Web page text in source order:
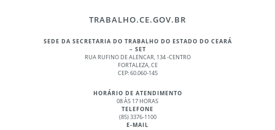
TRABALHO.CE.GOV.BR
SEDE DA SECRETARIA DO TRABALHO DO ESTADO DO CEARÁ
– SET
RUA RUFINO DE ALENCAR, 134 -CENTRO
FORTALEZA, CE
CEP: 60.060-145
HORÁRIO DE ATENDIMENTO
08 ÀS 17 HORAS
TELEFONE
(85) 3376-1100
E-MAIL